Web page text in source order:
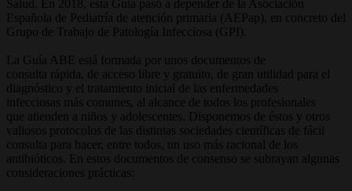
Salud. En 2018, esta Guía pasó a depender de la Asociación
Española de Pediatría de atención primaria (AEPap), en concreto del
Grupo de Trabajo de Patología Infecciosa (GPI).
La Guía ABE está formada por unos documentos de
consulta rápida, de acceso libre y gratuito, de gran utilidad para el
diagnóstico y el tratamiento inicial de las enfermedades
infecciosas más comunes, al alcance de todos los profesionales
que atienden a niños y adolescentes. Disponemos de éstos y otros
valiosos protocolos de las distintas sociedades científicas de fácil
consulta para hacer, entre todos, un uso más racional de los
antibióticos. En estos documentos de consenso se subrayan algunas
consideraciones prácticas: